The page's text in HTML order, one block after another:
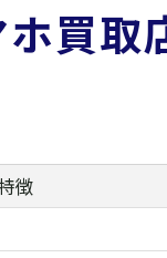
ホ買取なら査定ア
査定額アップを
付属品ありならス
高額査定を引き出
における店舗ご
買取
徴